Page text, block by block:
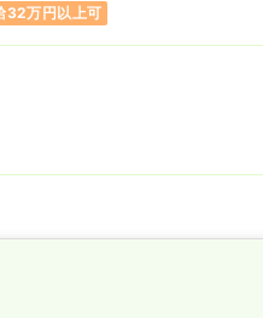
32万円以上可